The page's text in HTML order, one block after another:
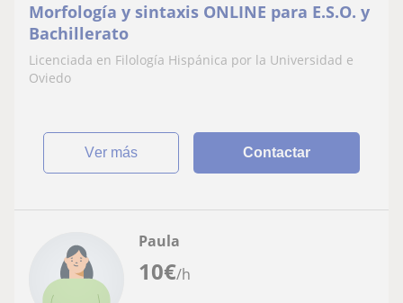
Morfología y sintaxis ONLINE para E.S.O. y
Bachillerato
Licenciada en Filología Hispánica por la Universidad e
Oviedo
ver más Contactar
10€/h
Paula